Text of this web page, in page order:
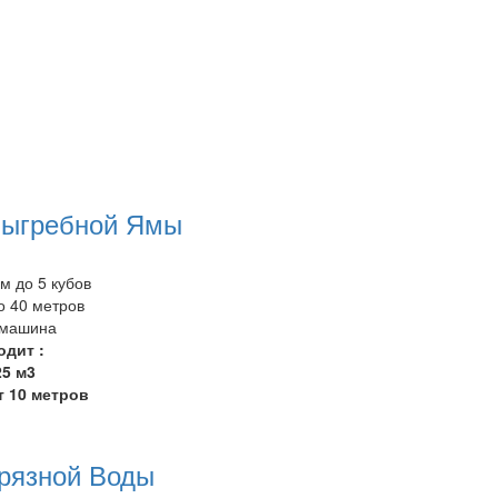
Ямы
до 5 кубов
40 метров
:
м3
10 метров
Воды